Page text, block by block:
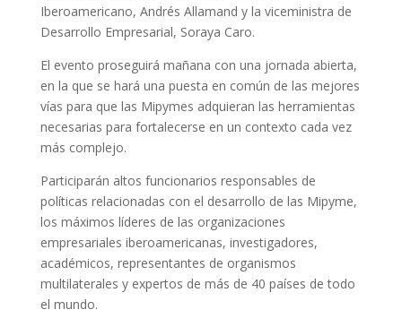
Iberoamericano, Andrés Allamand y la viceministra de
Desarrollo Empresarial, Soraya Caro.
El evento proseguirá mañana con una jornada abierta,
en la que se hará una puesta en común de las mejores
vías para que las Mipymes adquieran las herramientas
necesarias para fortalecerse en un contexto cada vez
más complejo.
Participarán altos funcionarios responsables de
políticas relacionadas con el desarrollo de las Mipyme,
los máximos líderes de las organizaciones
empresariales iberoamericanas, investigadores,
académicos, representantes de organismos
multilaterales y expertos de más de 40 países de todo
el mundo.